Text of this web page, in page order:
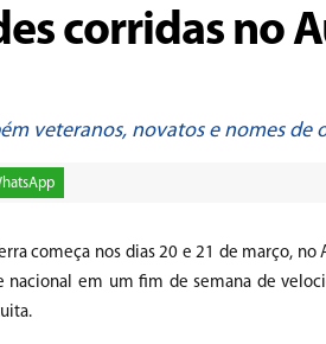
corridas no
veteranos, novatos e nomes de
começa nos dias 20 e 21 de março,
em um fim de semana de